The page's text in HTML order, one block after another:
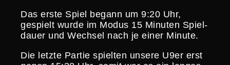
Das erste Spiel begann um 9:20 Uhr,
gespielt wurde im Modus 15 Minuten Spiel­
dauer und Wechsel nach je einer Minute.
Die letzte Partie spielten unsere U9er erst